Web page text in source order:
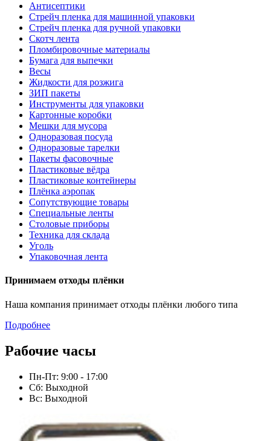
Антисептики
Стрейч пленка для машинной упаковки
Стрейч пленка для ручной упаковки
Скотч лента
Пломбировочные материалы
Бумага для выпечки
Весы
Жидкости для розжига
ЗИП пакеты
Инструменты для упаковки
Картонные коробки
Мешки для мусора
Одноразовая посуда
Одноразовые тарелки
Пакеты фасовочные
Пластиковые вёдра
Пластиковые контейнеры
Плёнка аэропак
Сопутствующие товары
Специальные ленты
Столовые приборы
Техника для склада
Уголь
Упаковочная лента
Принимаем отходы плёнки
Наша компания принимает отходы плёнки любого типа
Подробнее
Рабочие часы
Пн-Пт: 9:00 - 17:00
Сб: Выходной
Вс: Выходной